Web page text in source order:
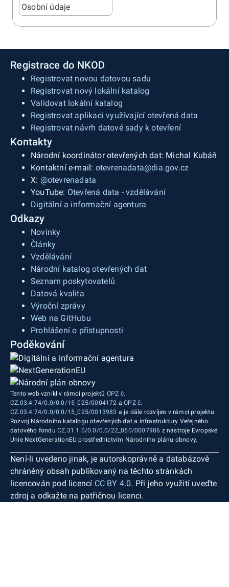
Osobní údaje
Registrace do NKOD
Registrovat novou datovou sadu
Registrovat nový lokální katalog
Validovat lokální katalog
Registrovat aplikaci využívající otevřená data
Registrovat návrh datové sady k otevření
Kontakty
Národní koordinátor otevřených dat: Michal Kubáň
Kontaktní e-mail: otevrenadata@dia.gov.cz
X: @otevrenadata
YouTube: Otevřená data - vzdělávání
Digitální a informační agentura
Odkazy
Novinky
Články
Vzdělávání
Národní katalog otevřených dat
Seznam poskytovatelů
Datová kvalita
Výroční zprávy
Web na GitHubu
Prohlášení o přístupnosti
Poděkování
Tento web vznikl v rámci projektů OPZ č.
CZ.03.4.74/0.0/0.0/15_025/0004172 aOPZ č.
CZ.03.4.74/0.0/0.0/15_025/0013983 a je dále rozvíjen v rámci projektu
Rozvoj Národního katalogu otevřených dat a infrastruktury Veřejného
datového fondu CZ.31.1.0/0.0/0.0/22_050/0007986 z nástroje Evropské
Unie NextGenerationEU prostřednictvím Národního plánu obnovy.
Není-li uvedeno jinak, je autorskoprávně a databázově
chráněný obsah publikovaný na těchto stránkách
licencován pod licencí CC BY 4.0. Při jeho využití uveďte
zdroj a odkažte na patřičnou licenci.